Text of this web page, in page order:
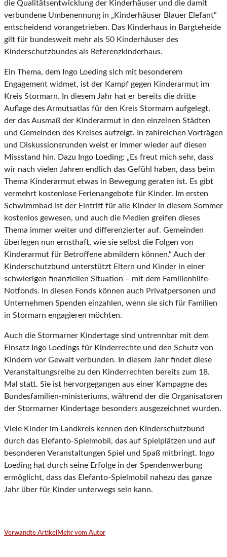
die Qualitätsentwicklung der Kinderhäuser und die damit
verbundene Umbenennung in „Kinderhäuser Blauer Elefant“
entscheidend vorangetrieben. Das Kinderhaus in Bargteheide
gilt für bundesweit mehr als 50 Kinderhäuser des
Kinderschutzbundes als Referenzkinderhaus.
Ein Thema, dem Ingo Loeding sich mit besonderem
Engagement widmet, ist der Kampf gegen Kinderarmut im
Kreis Stormarn. In diesem Jahr hat er bereits die dritte
Auflage des Armutsatlas für den Kreis Stormarn aufgelegt,
der das Ausmaß der Kinderarmut in den einzelnen Städten
und Gemeinden des Kreises aufzeigt. In zahlreichen Vorträgen
und Diskussionsrunden weist er immer wieder auf diesen
Missstand hin. Dazu Ingo Loeding: „Es freut mich sehr, dass
wir nach vielen Jahren endlich das Gefühl haben, dass beim
Thema Kinderarmut etwas in Bewegung geraten ist. Es gibt
vermehrt kostenlose Ferienangebote für Kinder. Im ersten
Schwimmbad ist der Eintritt für alle Kinder in diesem Sommer
kostenlos gewesen, und auch die Medien greifen dieses
Thema immer weiter und differenzierter auf. Gemeinden
überlegen nun ernsthaft, wie sie selbst die Folgen von
Kinderarmut für Betroffene abmildern können.“ Auch der
Kinderschutzbund unterstützt Eltern und Kinder in einer
schwierigen finanziellen Situation – mit dem Familienhilfe-
Notfonds. In diesen Fonds können auch Privatpersonen und
Unternehmen Spenden einzahlen, wenn sie sich für Familien
in Stormarn engagieren möchten.
Auch die Stormarner Kindertage sind untrennbar mit dem
Einsatz Ingo Loedings für Kinderrechte und den Schutz von
Kindern vor Gewalt verbunden. In diesem Jahr findet diese
Veranstaltungsreihe zu den Kinderrechten bereits zum 18.
Mal statt. Sie ist hervorgegangen aus einer Kampagne des
Bundesfamilien-ministeriums, während der die Organisatoren
der Stormarner Kindertage besonders ausgezeichnet wurden.
Viele Kinder im Landkreis kennen den Kinderschutzbund
durch das Elefanto-Spielmobil, das auf Spielplätzen und auf
besonderen Veranstaltungen Spiel und Spaß mitbringt. Ingo
Loeding hat durch seine Erfolge in der Spendenwerbung
ermöglicht, dass das Elefanto-Spielmobil nahezu das ganze
Jahr über für Kinder unterwegs sein kann.
Verwandte Artikel Mehr vom Autor